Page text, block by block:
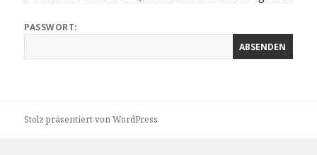
PASSWORT:
Stolz präsentiert von WordPress